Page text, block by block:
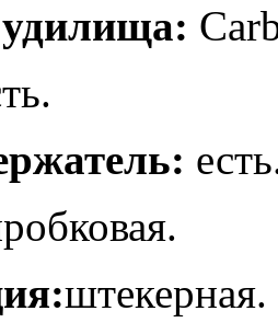
штекерная.